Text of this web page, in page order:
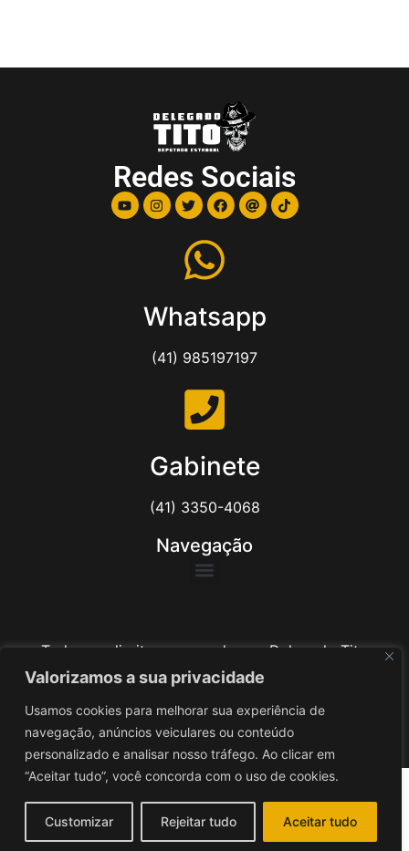
Valorizamos a sua privacidade
Usamos cookies para melhorar sua experiência de
navegação, anúncios veiculares ou conteúdo
personalizado e analisar nosso tráfego. Ao clicar em
“Aceitar tudo”, você concorda com o uso de cookies.
Customizar Rejeitar tudo Aceitar tudo
Redes Sociais
Whatsapp
(41) 985197197
Gabinete
(41) 3350-4068
Navegação
Todos os direitos reservados ao Delegado Tito
Barichello
Desenvolvido poriv3